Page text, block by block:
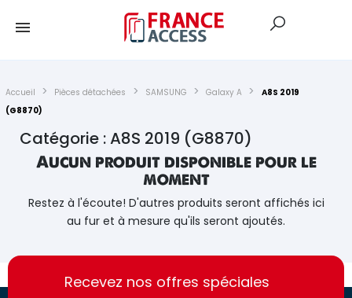
Accueil Pièces détachées SAMSUNG Galaxy A
A8S 2019
(G8870)
Catégorie : A8S 2019 (G8870)
Aucun produit disponible pour le
moment
Restez à l'écoute! D'autres produits seront affichés ici
au fur et à mesure qu'ils seront ajoutés.
https://france-
access.fr
https://france-
access.fr
Recevez nos offres spéciales